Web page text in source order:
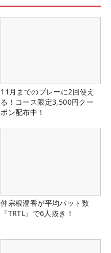
11月までのプレーに2回使え
る！コース限定3,500円クー
ポン配布中！
仲宗根澄香が平均パット数
『TRTL』で6人抜き！